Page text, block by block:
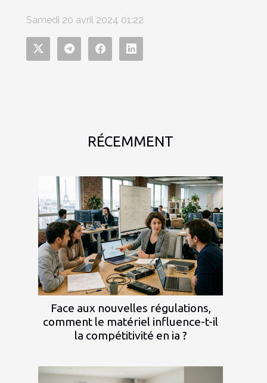
RÉCEMMENT
Face aux nouvelles régulations,
comment le matériel influence-t-il
la compétitivité en ia ?
Samedi 20 avril 2024 01:22